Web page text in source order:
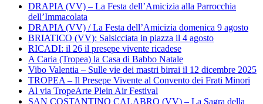
DRAPIA (VV) – La Festa dell’Amicizia alla Parrocchia
dell’Immacolata
DRAPIA (VV) / La Festa dell’Amicizia domenica 9 agosto
BRIATICO (VV): Salsicciata in piazza il 4 agosto
RICADI: il 26 il presepe vivente ricadese
A Caria (Tropea) la Casa di Babbo Natale
Vibo Valentia – Sulle vie dei mastri birrai il 12 dicembre 2025
TROPEA – Il Presepe Vivente al Convento dei Frati Minori
Al via TropeArte Plein Air Festival
SAN COSTANTINO CALABRO (VV) – La Sagra della